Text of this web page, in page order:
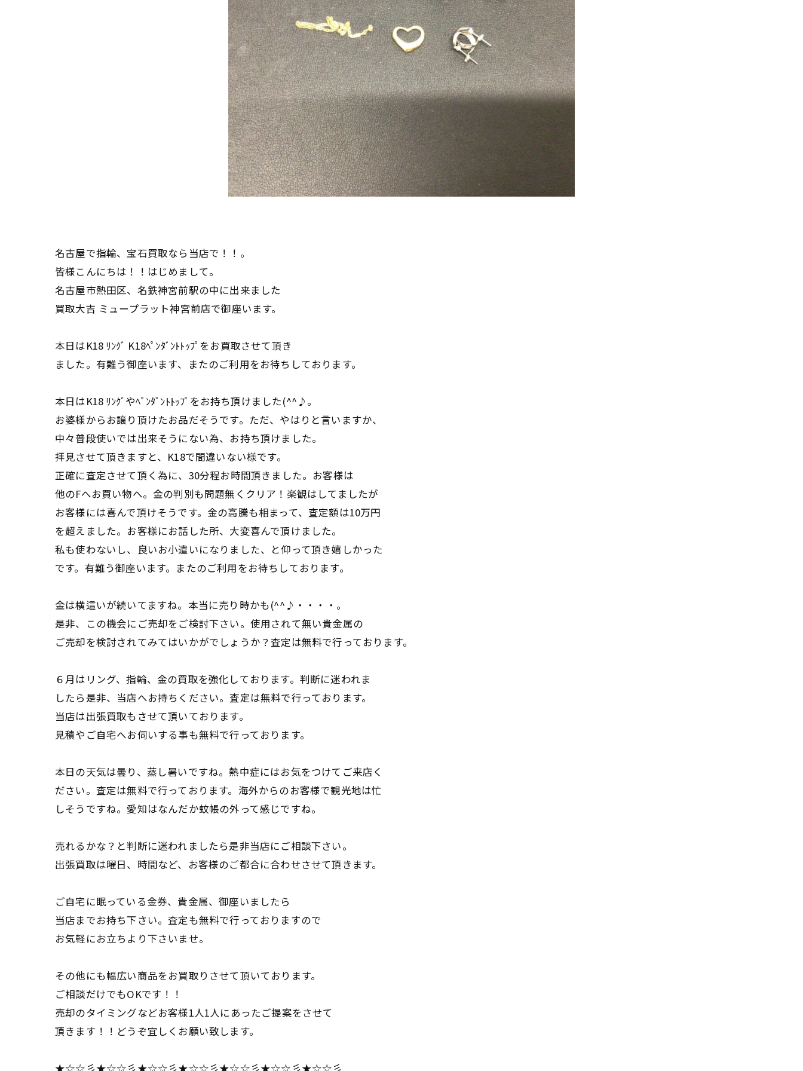
名古屋で指輪、宝石買取なら当店で！！。
皆様こんにちは！！はじめまして。
名古屋市熱田区、名鉄神宮前駅の中に出来ました
買取大吉 ミュープラット神宮前店で御座います。
本日はK18 ﾘﾝｸﾞ K18ﾍﾟﾝﾀﾞﾝﾄﾄｯﾌﾟをお買取させて頂き
ました。有難う御座います、またのご利用をお待ちしております。
本日はK18 ﾘﾝｸﾞやﾍﾟﾝﾀﾞﾝﾄﾄｯﾌﾟをお持ち頂けました(^^♪。
お婆様からお譲り頂けたお品だそうです。ただ、やはりと言いますか、
中々普段使いでは出来そうにない為、お持ち頂けました。
拝見させて頂きますと、K18で間違いない様です。
正確に査定させて頂く為に、30分程お時間頂きました。お客様は
他のFへお買い物へ。金の判別も問題無くクリア！楽観はしてましたが
お客様には喜んで頂けそうです。金の高騰も相まって、査定額は10万円
を超えました。お客様にお話した所、大変喜んで頂けました。
私も使わないし、良いお小遣いになりました、と仰って頂き嬉しかった
です。有難う御座います。またのご利用をお待ちしております。
金は横這いが続いてますね。本当に売り時かも(^^♪・・・・。
是非、この機会にご売却をご検討下さい。使用されて無い貴金属の
ご売却を検討されてみてはいかがでしょうか？査定は無料で行っております。
６月はリング、指輪、金の買取を強化しております。判断に迷われま
したら是非、当店へお持ちください。査定は無料で行っております。
当店は出張買取もさせて頂いております。
見積やご自宅へお伺いする事も無料で行っております。
本日の天気は曇り、蒸し暑いですね。熱中症にはお気をつけてご来店く
ださい。査定は無料で行っております。海外からのお客様で観光地は忙
しそうですね。愛知はなんだか蚊帳の外って感じですね。
売れるかな？と判断に迷われましたら是非当店にご相談下さい。
出張買取は曜日、時間など、お客様のご都合に合わせさせて頂きます。
ご自宅に眠っている金券、貴金属、御座いましたら
当店までお持ち下さい。査定も無料で行っておりますので
お気軽にお立ちより下さいませ。
その他にも幅広い商品をお買取りさせて頂いております。
ご相談だけでもOKです！！
売却のタイミングなどお客様1人1人にあったご提案をさせて
頂きます！！どうぞ宜しくお願い致します。
★☆☆彡★☆☆彡★☆☆彡★☆☆彡★☆☆彡★☆☆彡★☆☆彡